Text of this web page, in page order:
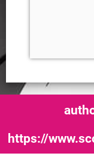
https://